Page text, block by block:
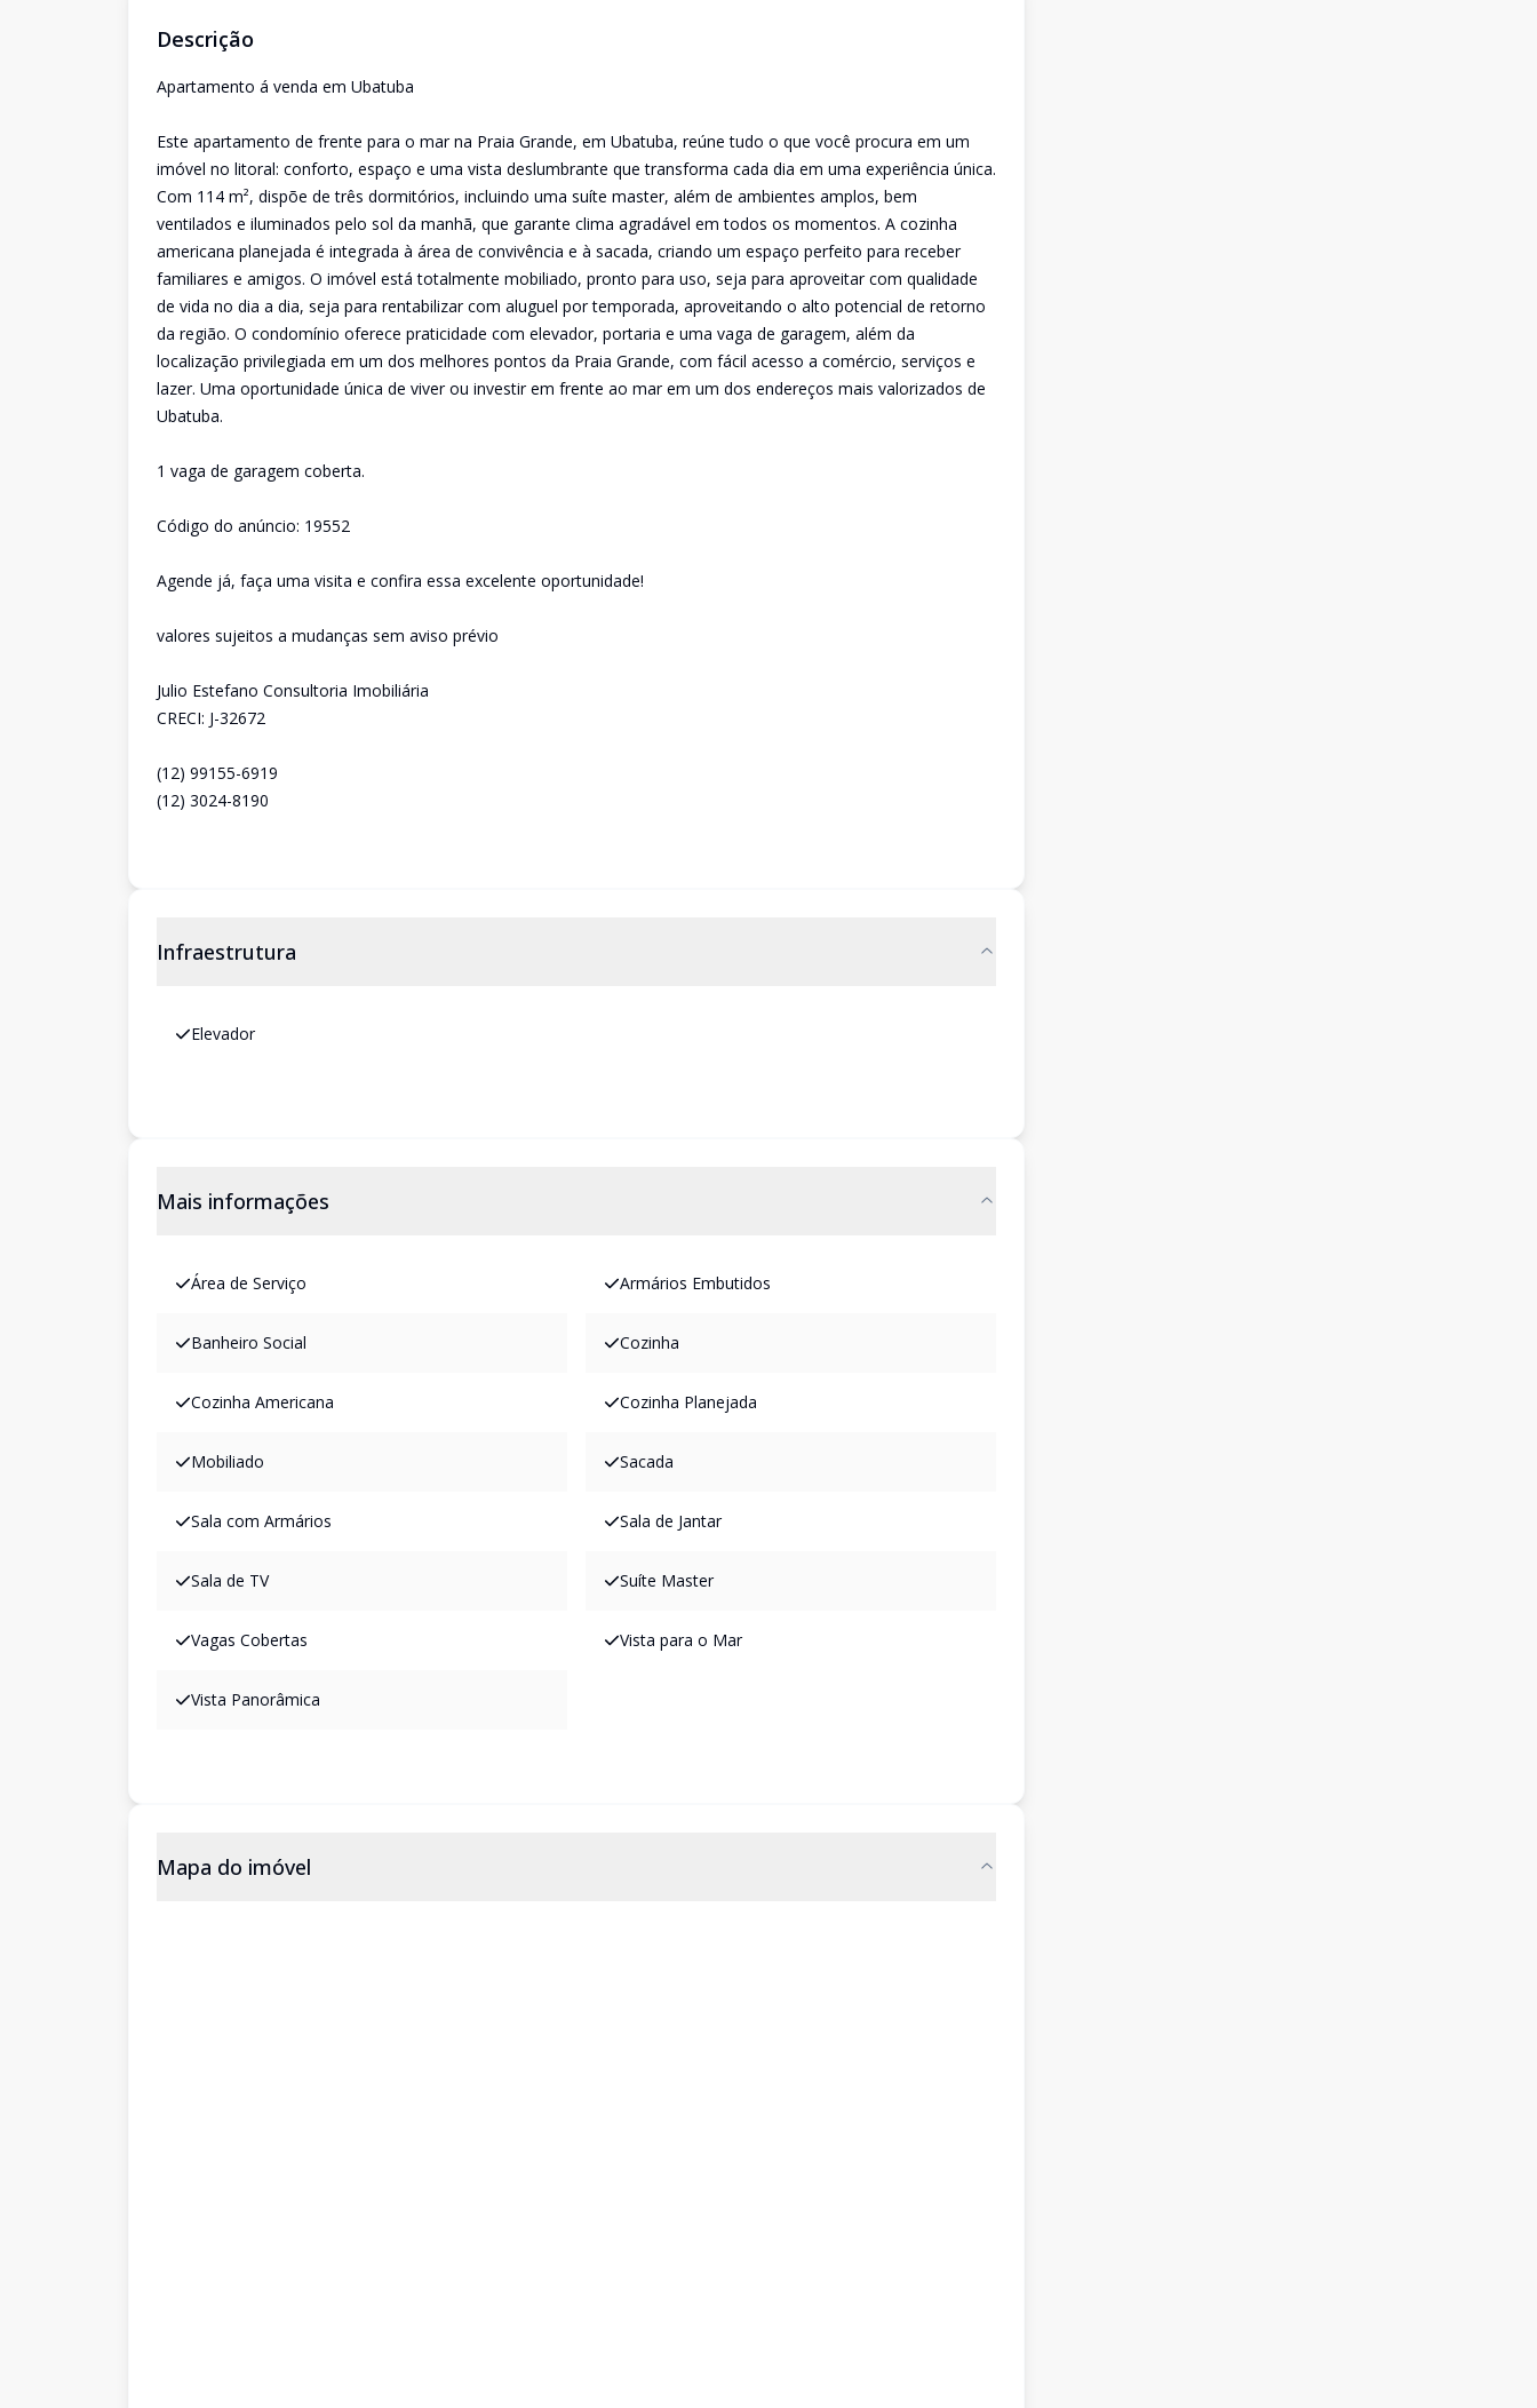
Descrição
Apartamento á venda em Ubatuba
Este apartamento de frente para o mar na Praia Grande, em Ubatuba, reúne tudo o que você procura em um
imóvel no litoral: conforto, espaço e uma vista deslumbrante que transforma cada dia em uma experiência única.
Com 114 m², dispõe de três dormitórios, incluindo uma suíte master, além de ambientes amplos, bem
ventilados e iluminados pelo sol da manhã, que garante clima agradável em todos os momentos. A cozinha
americana planejada é integrada à área de convivência e à sacada, criando um espaço perfeito para receber
familiares e amigos. O imóvel está totalmente mobiliado, pronto para uso, seja para aproveitar com qualidade
de vida no dia a dia, seja para rentabilizar com aluguel por temporada, aproveitando o alto potencial de retorno
da região. O condomínio oferece praticidade com elevador, portaria e uma vaga de garagem, além da
localização privilegiada em um dos melhores pontos da Praia Grande, com fácil acesso a comércio, serviços e
lazer. Uma oportunidade única de viver ou investir em frente ao mar em um dos endereços mais valorizados de
Ubatuba.
1 vaga de garagem coberta.
Código do anúncio: 19552
Agende já, faça uma visita e confira essa excelente oportunidade!
valores sujeitos a mudanças sem aviso prévio
Julio Estefano Consultoria Imobiliária
CRECI: J-32672
(12) 99155-6919
(12) 3024-8190
Infraestrutura
Elevador
Mais informações
Área de Serviço Armários Embutidos
Banheiro Social Cozinha
Cozinha Americana Cozinha Planejada
Mobiliado Sacada
Sala com Armários Sala de Jantar
Sala de TV Suíte Master
Vagas Cobertas Vista para o Mar
Vista Panorâmica
Mapa do imóvel